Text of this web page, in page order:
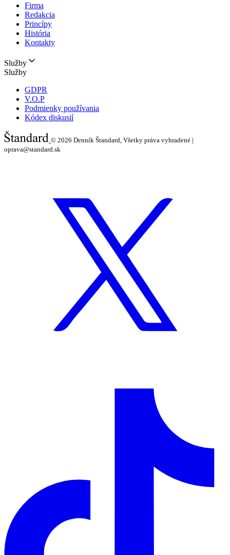
Firma
Redakcia
Princípy
História
Kontakty
Služby
Služby
GDPR
V.O.P
Podmienky používania
Kódex diskusií
© 2026 Denník Štandard, Všetky práva vyhradené |
oprava@standard.sk